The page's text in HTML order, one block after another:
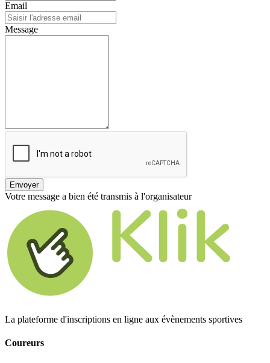
Email
Message
Envoyer
Votre message a bien été transmis à l'organisateur
La plateforme d'inscriptions en ligne aux évènements sportives
Coureurs